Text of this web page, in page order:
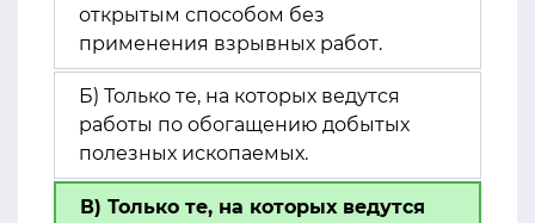
открытым способом без
применения взрывных работ.
Б) Только те, на которых ведутся
работы по обогащению добытых
полезных ископаемых.
В) Только те, на которых ведутся